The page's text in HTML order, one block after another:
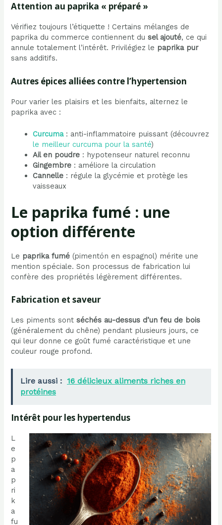
Attention au paprika « préparé »
Vérifiez toujours l’étiquette ! Certains mélanges de
paprika du commerce contiennent dusel ajouté, ce qui
annule totalement l’intérêt. Privilégiez le paprika pur
sans additifs.
Autres épices alliées contre l’hypertension
Pour varier les plaisirs et les bienfaits, alternez le
paprika avec :
Curcuma: anti-inflammatoire puissant (découvrez
le meilleur curcuma pour la santé)
Ail en poudre : hypotenseur naturel reconnu
Gingembre : améliore la circulation
Cannelle : régule la glycémie et protège les
vaisseaux
Le paprika fumé : une
option différente
Le paprika fumé (pimentón en espagnol) mérite une
mention spéciale. Son processus de fabrication lui
confère des propriétés légèrement différentes.
Fabrication et saveur
Les piments sontséchés au-dessus d’un feu de bois
(généralement du chêne) pendant plusieurs jours, ce
qui leur donne ce goût fumé caractéristique et une
couleur rouge profond.
Lire aussi : 16 délicieux aliments riches en
protéines
Intérêt pour les hypertendus
L
e
p
a
p
ri
k
a
fu